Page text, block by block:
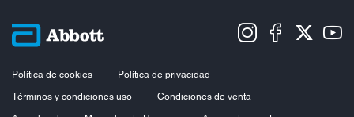
Política de cookies
Política de privacidad
Términos y condiciones uso
Condiciones de venta